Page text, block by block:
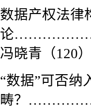
数据产权法律
论
冯晓青（120
“数据”可否纳
畴？